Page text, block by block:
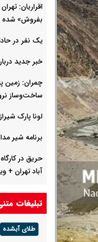
اقراریان:
بفروش»
یک نفر در
خبر جدید
چمران: زمین
ساخت‌وساز
لونا پارک
برنامه شیر
حریق در
آباد تهران +
جزئیات جدید
معاون امنیتی
تبلیغات
طلای آبشده